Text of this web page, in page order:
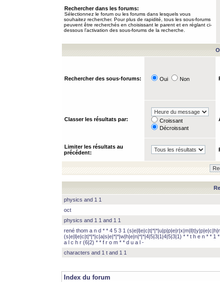
Rechercher dans les forums:
Sélectionnez le forum ou les forums dans lesquels vous
souhaitez rechercher. Pour plus de rapidité, tous les sous-forums
peuvent être recherchés en choisissant le parent et en réglant ci-
dessous l’activation des sous-forums de la recherche.
Rechercher des sous-forums: Oui Non
Classer les résultats par:
Croissant
Décroissant
Limiter les résultats au
précédent:
physics and 1 1
oct
physics and 1 1 and 1 1
rené thom a n d * * 4 5 3 1
(s|e|l|e|c|t|*|*|c|a|s|e|*|*|w|h|e|n|*|*|4|5|3|1|4|5|3|1) * * t h e n * * 1
a l c h r (6|2) * * f r o m * * d u a l -
characters and 1 t and 1 1
Index du forum